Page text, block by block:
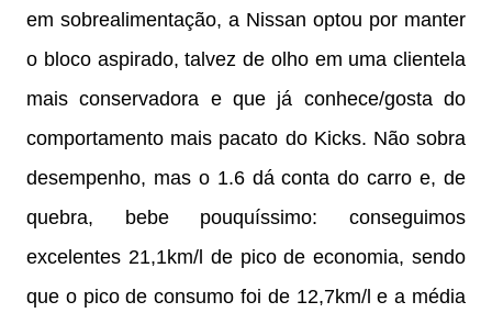
em sobrealimentação, a Nissan optou por manter
o bloco aspirado, talvez de olho em uma clientela
mais conservadora e que já conhece/gosta do
comportamento mais pacato do Kicks. Não sobra
desempenho, mas o 1.6 dá conta do carro e, de
quebra, bebe pouquíssimo: conseguimos
excelentes 21,1km/l de pico de economia, sendo
que o pico de consumo foi de 12,7km/l e a média